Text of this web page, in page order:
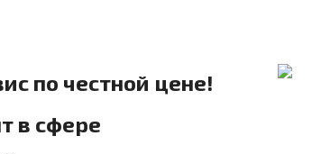
по честной цене!
в сфере